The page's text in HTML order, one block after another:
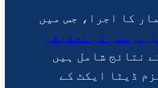
کا اجرا، جس میں
پرستی کی تحقیقی
نتائج شامل ہیں
ڈیٹا ایکٹ کے